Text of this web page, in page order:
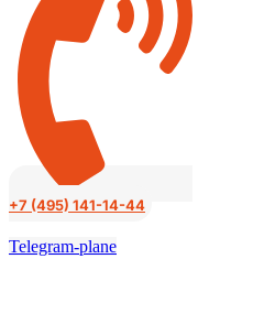
+7 (495) 141-14-44
Telegram-plane